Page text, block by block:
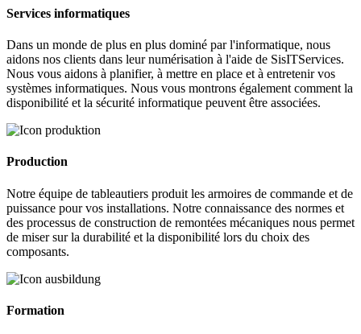
Services informatiques
Dans un monde de plus en plus dominé par l'informatique, nous
aidons nos clients dans leur numérisation à l'aide de SisITServices.
Nous vous aidons à planifier, à mettre en place et à entretenir vos
systèmes informatiques. Nous vous montrons également comment la
disponibilité et la sécurité informatique peuvent être associées.
Production
Notre équipe de tableautiers produit les armoires de commande et de
puissance pour vos installations. Notre connaissance des normes et
des processus de construction de remontées mécaniques nous permet
de miser sur la durabilité et la disponibilité lors du choix des
composants.
Formation